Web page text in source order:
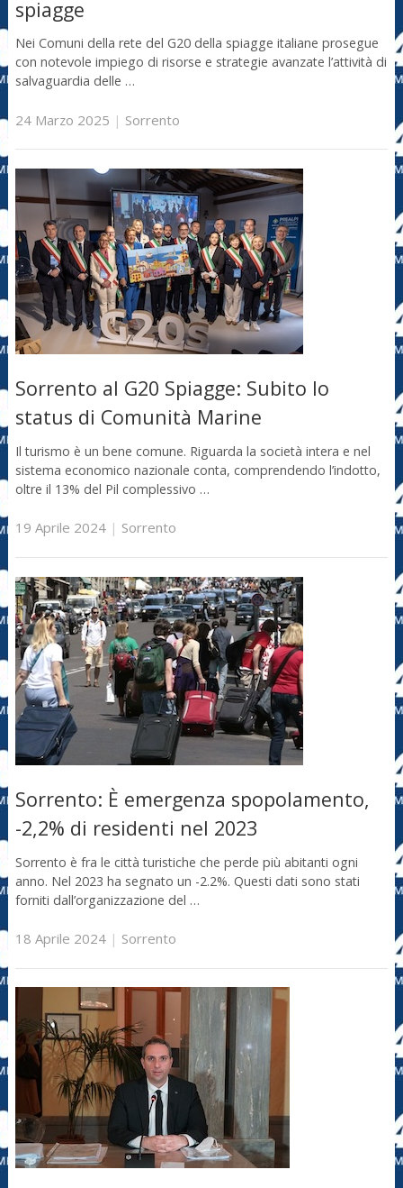
spiagge
Nei Comuni della rete del G20 della spiagge italiane prosegue
con notevole impiego di risorse e strategie avanzate l’attività di
salvaguardia delle …
24 Marzo 2025 | Sorrento
Sorrento al G20 Spiagge: Subito lo
status di Comunità Marine
Il turismo è un bene comune. Riguarda la società intera e nel
sistema economico nazionale conta, comprendendo l’indotto,
oltre il 13% del Pil complessivo …
19 Aprile 2024| Sorrento
Sorrento: È emergenza spopolamento,
-2,2% di residenti nel 2023
Sorrento è fra le città turistiche che perde più abitanti ogni
anno. Nel 2023 ha segnato un -2.2%. Questi dati sono stati
forniti dall’organizzazione del …
18 Aprile 2024| Sorrento